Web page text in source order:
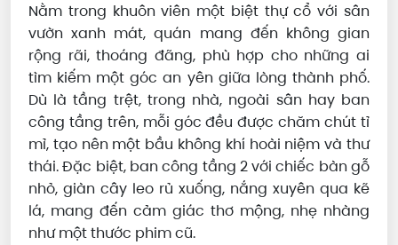
Nằm trong khuôn viên một biệt thự cổ với sân
vườn xanh mát, quán mang đến không gian
rộng rãi, thoáng đãng, phù hợp cho những ai
tìm kiếm một góc an yên giữa lòng thành phố.
Dù là tầng trệt, trong nhà, ngoài sân hay ban
công tầng trên, mỗi góc đều được chăm chút tỉ
mỉ, tạo nên một bầu không khí hoài niệm và thư
thái. Đặc biệt, ban công tầng 2 với chiếc bàn gỗ
nhỏ, giàn cây leo rủ xuống, nắng xuyên qua kẽ
lá, mang đến cảm giác thơ mộng, nhẹ nhàng
như một thước phim cũ.